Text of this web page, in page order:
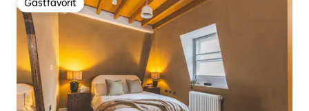
Gästfavorit
Gästfavorit